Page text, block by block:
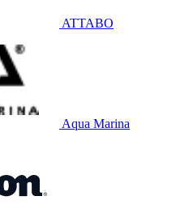
ATTABO
Aqua Marina